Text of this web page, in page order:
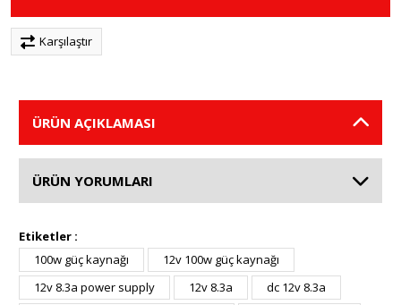
Karşılaştır
ÜRÜN AÇIKLAMASI
ÜRÜN YORUMLARI
Etiketler :
100w güç kaynağı
12v 100w güç kaynağı
12v 8.3a power supply
12v 8.3a
dc 12v 8.3a